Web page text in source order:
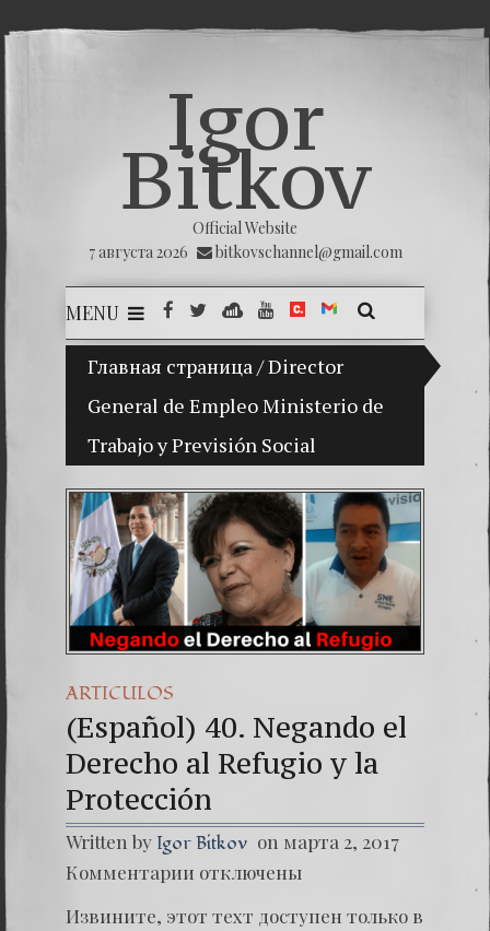
Igor
Bitkov
Official Website
7 августа 2026
bitkovschannel@gmail.com
MENU
Главная страница/Director
General de Empleo Ministerio de
Trabajo y Previsión Social
(Español) Mi hijo Vladimir Bitkov, una
Dr.
ARTICULOS
(Español) 40. Negando el
Derecho al Refugio y la
Protección
Written by Igor Bitkov on марта 2, 2017
Комментарии
записи
отключены
Извините, этот техт доступен только в